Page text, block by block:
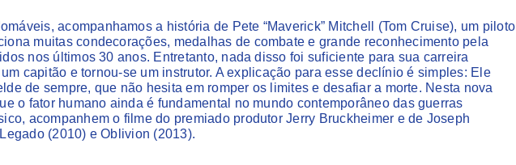
acompanhamos a história de Pete “Maverick” Mitchell (Tom Cruise), um piloto
muitas condecorações, medalhas de combate e grande reconhecimento pela
nos últimos 30 anos. Entretanto, nada disso foi suficiente para sua carreira
capitão e tornou-se um instrutor. A explicação para esse declínio é simples: Ele
de sempre, que não hesita em romper os limites e desafiar a morte. Nesta nova
o fator humano ainda é fundamental no mundo contemporâneo das guerras
acompanhem o filme do premiado produtor Jerry Bruckheimer e de Joseph
(2010) e Oblivion (2013).